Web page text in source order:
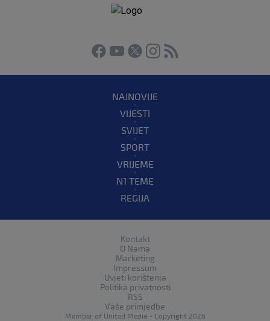
NAJNOVIJE
VIJESTI
SVIJET
SPORT
VRIJEME
N1 TEME
REGIJA
Kontakt
O Nama
Marketing
Impressum
Uvjeti korištenja
Politika privatnosti
RSS
Vaše primjedbe
Member of United Media - Copyright 2026